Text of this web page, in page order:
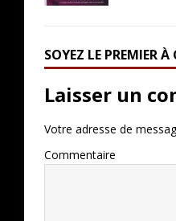
SOYEZ LE PREMIER
Laisser un
Votre adresse de
Commentaire